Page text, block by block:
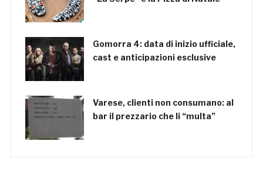
Gomorra 4: data di inizio ufficiale,
cast e anticipazioni esclusive
Varese, clienti non consumano: al
bar il prezzario che li “multa”